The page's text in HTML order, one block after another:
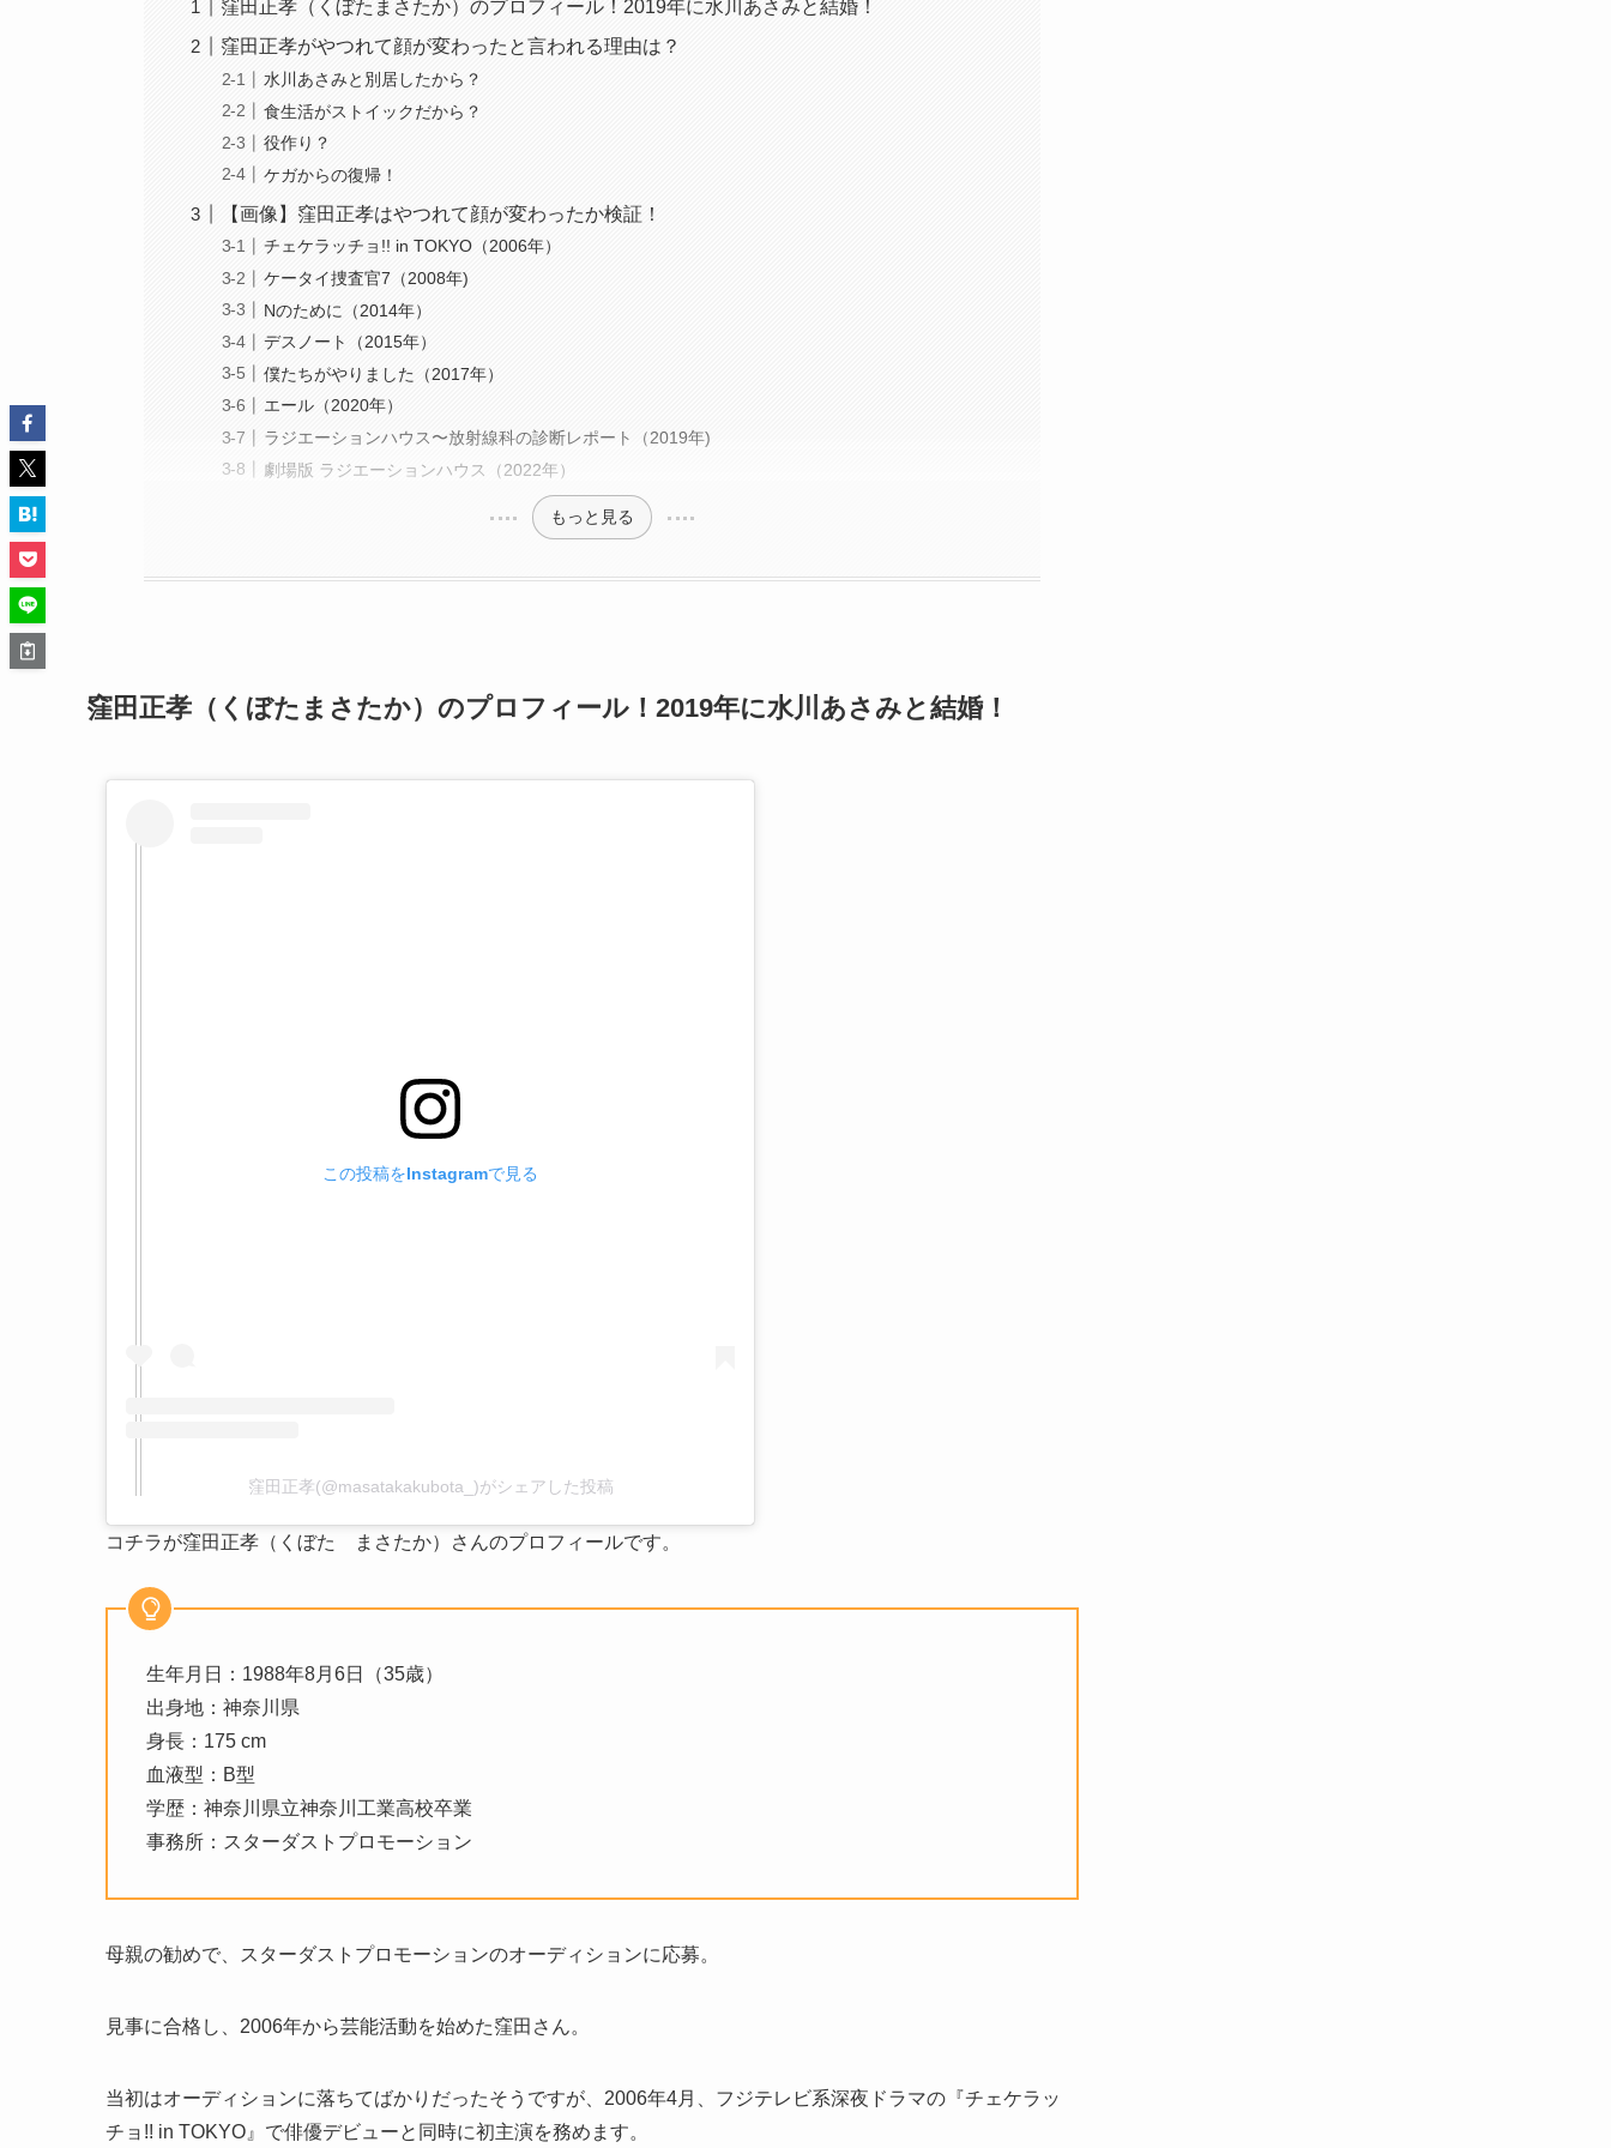
窪田正孝（くぼたまさたか）のプロフィール！2019年に水川あさみと結婚！
窪田正孝がやつれて顔が変わったと言われる理由は？
水川あさみと別居したから？
食生活がストイックだから？
役作り？
ケガからの復帰！
【画像】窪田正孝はやつれて顔が変わったか検証！
チェケラッチョ!! in TOKYO（2006年）
ケータイ捜査官7（2008年)
Nのために（2014年）
デスノート（2015年）
僕たちがやりました（2017年）
エール（2020年）
ラジエーションハウス〜放射線科の診断レポート（2019年)
劇場版 ラジエーションハウス（2022年）
もっと見る
窪田正孝（くぼたまさたか）のプロフィール！2019年に水川あさみと結婚！
この投稿をInstagramで見る
窪田正孝(@masatakakubota_)がシェアした投稿
コチラが窪田正孝（くぼた まさたか）さんのプロフィールです。
生年月日：1988年8月6日（35歳）
出身地：神奈川県
身長：175 cm
血液型：B型
学歴：神奈川県立神奈川工業高校卒業
事務所：スターダストプロモーション
母親の勧めで、スターダストプロモーションのオーディションに応募。
見事に合格し、2006年から芸能活動を始めた窪田さん。
当初はオーディションに落ちてばかりだったそうですが、2006年4月、フジテレビ系深夜ドラマの『チェケラッ
チョ!! in TOKYO』で俳優デビューと同時に初主演を務めます。